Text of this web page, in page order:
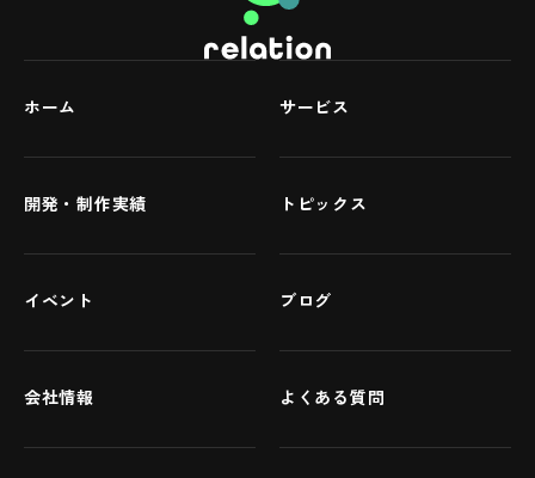
ホーム サービス
開発・制作実績 トピックス
イベント ブログ
会社情報 よくある質問